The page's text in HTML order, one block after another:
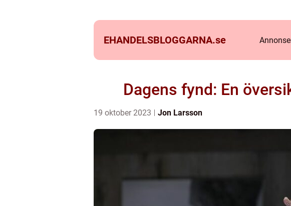
EHANDELSBLOGGARNA.se
Dagens fynd: En
19 oktober 2023 Jon Larsson